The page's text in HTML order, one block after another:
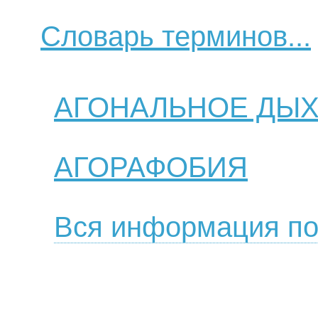
Словарь терминов...
АГОНАЛЬНОЕ
АГОРАФОБИЯ
Вся информация